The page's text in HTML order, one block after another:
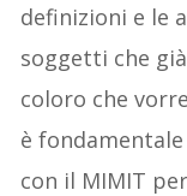
definizioni e le
soggetti che
coloro che
è
con il MIMIT